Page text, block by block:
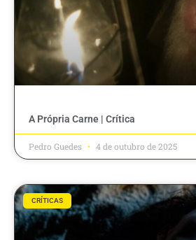
A Própria Carne | Crítica
Pedro Guedes 4 de outubro de 2025
CRÍTICAS